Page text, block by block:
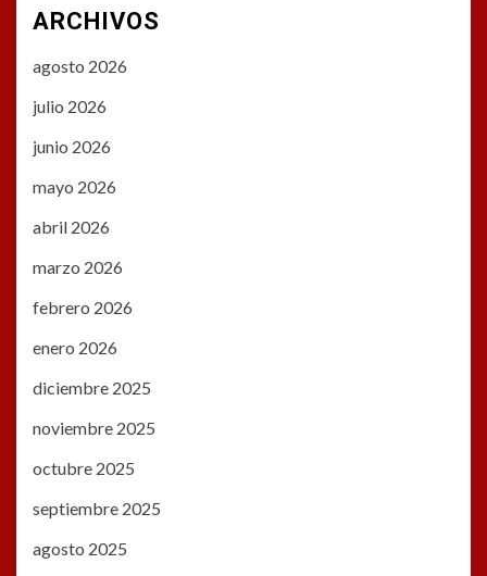
ARCHIVOS
agosto 2026
julio 2026
junio 2026
mayo 2026
abril 2026
marzo 2026
febrero 2026
enero 2026
diciembre 2025
noviembre 2025
octubre 2025
septiembre 2025
agosto 2025